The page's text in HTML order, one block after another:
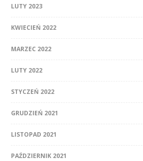
LUTY 2023
KWIECIEŃ 2022
MARZEC 2022
LUTY 2022
STYCZEŃ 2022
GRUDZIEŃ 2021
LISTOPAD 2021
PAŹDZIERNIK 2021